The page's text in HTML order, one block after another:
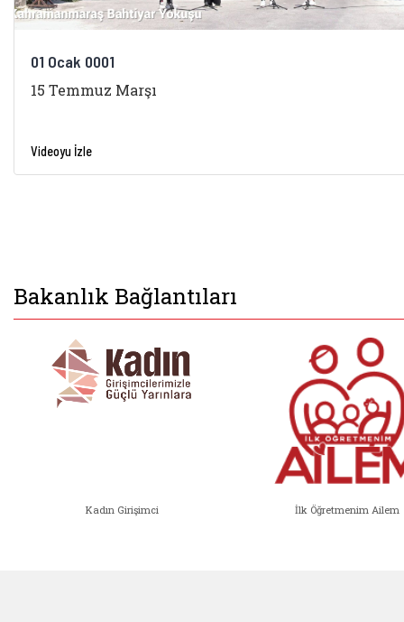
01 Ocak 0001
15 Temmuz Marşı
Videoyu İzle
Bakanlık Bağlantıları
Kadın Girişimci İlk Öğretmenim Ailem